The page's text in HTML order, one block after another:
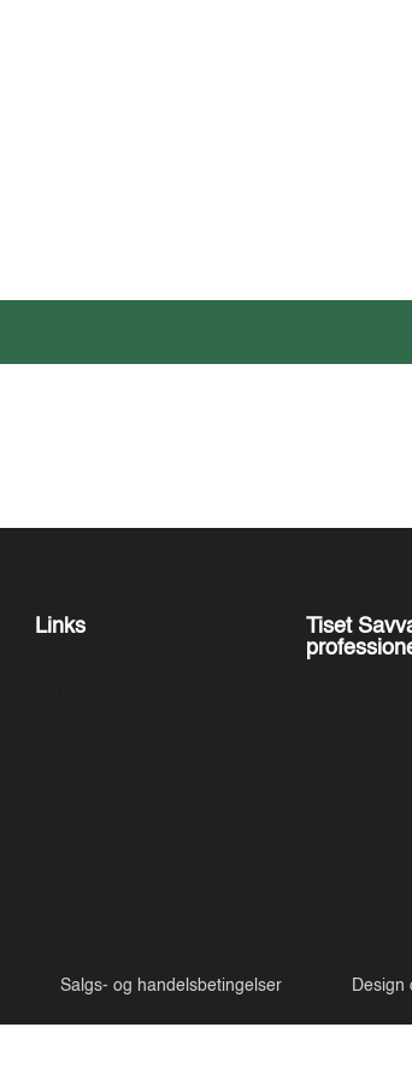
Links
Tiset
Salgs- og handelsbetingelser Design